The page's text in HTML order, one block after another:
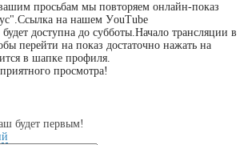
просьбам мы повторяем онлайн-показ
на нашем УouTube
доступна до субботы.Начало трансляции в
перейти на показ достаточно нажать на
в шапке профиля.
просмотра!
будет первым!